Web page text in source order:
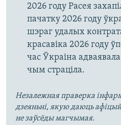
2026 году Расея
пачатку 2026 году
шэраг удалых
красавіка 2026 году
час Ўкраіна
чым страціла.
Незалежная праверка
дзеяньні, якую даюць
не заўсёды магчымая.